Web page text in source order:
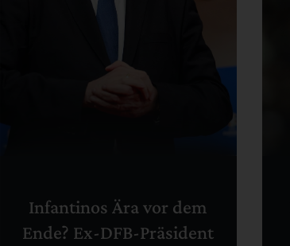
Infantinos Ära vor dem
Ende? Ex-DFB-Präsident